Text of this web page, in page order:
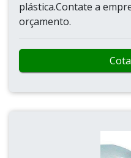
plástica.Contate a
orçamento.